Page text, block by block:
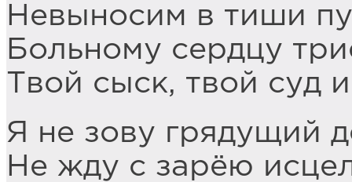
Невыносим в тиши
Больному сердцу
Твой сыск, твой суд
Я не зову грядущий
Не жду с зарёю